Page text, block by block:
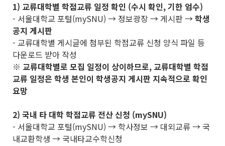
1) 교류대학별 학점교류 일정 확인 (수시 확인, 기한 엄수)
- 서울대학교 포털(mySNU) → 정보광장 → 게시판 →학생
공지 게시판
- 교류대학별 게시글에 첨부된 학점교류 신청 양식 파일 등
다운로드 받아 작성
※ 교류대학별로 모집 일정이 상이하므로, 교류대학별 학점
교류 일정은 학생 본인이 학생공지 게시판 지속적으로 확인
요망
2) 국내 타 대학 학점교류 전산 신청 (mySNU)
- 서울대학교 포털(mySNU) → 학사정보 → 대외교류 → 국
내교환학생 → 국내타교수학신청